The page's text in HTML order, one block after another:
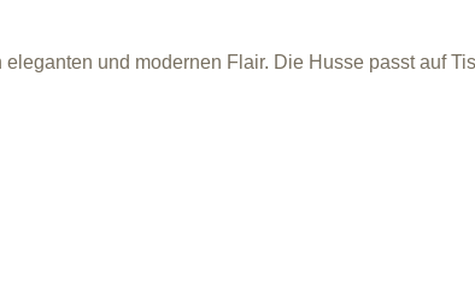
und modernen Flair. Die Husse passt auf